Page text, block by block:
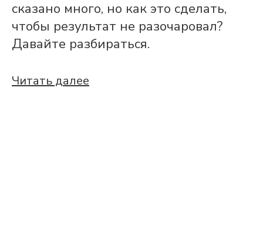
сказано много, но как это сделать,
чтобы результат не разочаровал?
Давайте разбираться.
Читать далее